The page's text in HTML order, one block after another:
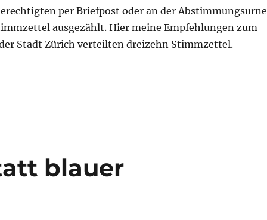
per Briefpost oder an der Abstimmungsurne
ausgezählt. Hier meine Empfehlungen zum
Stadt Zürich verteilten dreizehn Stimmzettel.
für die Volksabstimmung vom 25.
blauer